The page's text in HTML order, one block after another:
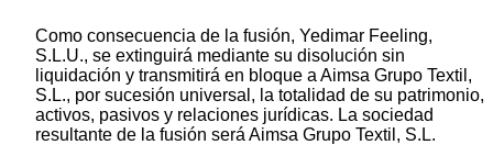
Como consecuencia de la fusión, Yedimar Feeling,
S.L.U., se extinguirá mediante su disolución sin
liquidación y transmitirá en bloque a Aimsa Grupo Textil,
S.L., por sucesión universal, la totalidad de su patrimonio,
activos, pasivos y relaciones jurídicas. La sociedad
resultante de la fusión será Aimsa Grupo Textil, S.L.